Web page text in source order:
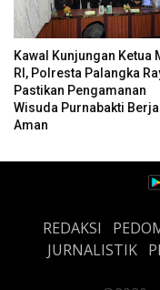
Kawal Kunjungan Ketua
RI, Polresta Palangka
Pastikan Pengamanan
Wisuda Purnabakti
Aman
REDAKSI
JURNALISTIK